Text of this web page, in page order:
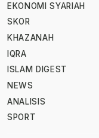
EKONOMI SYARIAH
SKOR
KHAZANAH
IQRA
ISLAM DIGEST
NEWS
ANALISIS
SPORT